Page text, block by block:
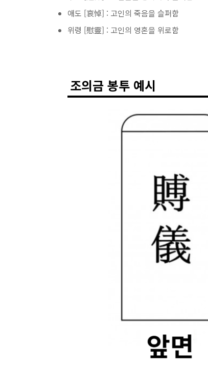
애도 [哀悼] : 고인의 죽음을 슬퍼함
위령 [慰靈] : 고인의 영혼을 위로함
조의금 봉투 예시